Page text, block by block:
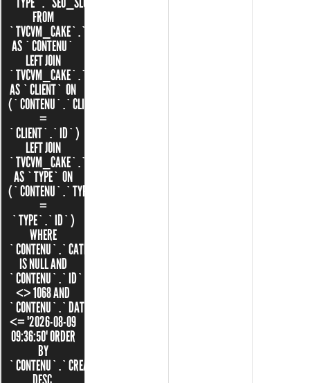
FROM
`TVCVM_CAKE`.`CONTENUS`
AS `CONTENU`
LEFT JOIN
`TVCVM_CAKE`.`CLIENTS`
AS `CLIENT` ON
(`CONTENU`.`CLIENT_ID`
=
`CLIENT`.`ID`)
LEFT JOIN
`TVCVM_CAKE`.`TYPES`
AS `TYPE` ON
(`CONTENU`.`TYPE_ID`
=
`TYPE`.`ID`)
WHERE
`CONTENU`.`CATEGORIE_ID`
IS NULL AND
`CONTENU`.`ID`
<> 1068 AND
`CONTENU`.`DATE`
<= '2026-08-09
09:36:50' ORDER
BY
`CONTENU`.`CREATED`